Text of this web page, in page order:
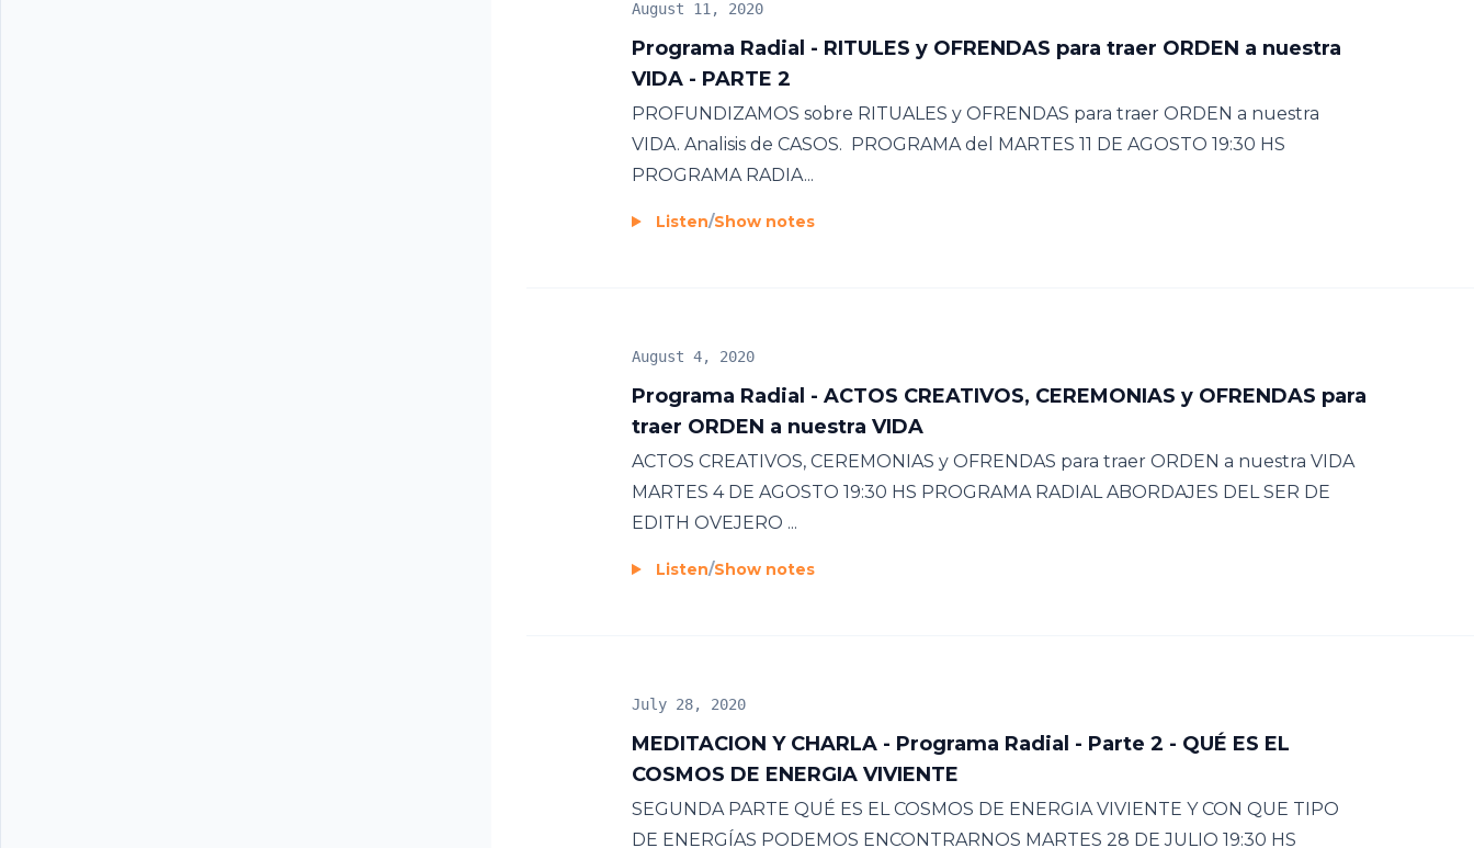
Programa Radial - RITULES y OFRENDAS para traer ORDEN a nuestra
VIDA - PARTE 2
August 11, 2020
PROFUNDIZAMOS sobre RITUALES y OFRENDAS para traer ORDEN a nuestra
VIDA. Analisis de CASOS. PROGRAMA del MARTES 11 DE AGOSTO 19:30 HS
PROGRAMA RADIA...
Listen/Show notes
Programa Radial - ACTOS CREATIVOS, CEREMONIAS y OFRENDAS para
traer ORDEN a nuestra VIDA
August 4, 2020
ACTOS CREATIVOS, CEREMONIAS y OFRENDAS para traer ORDEN a nuestra VIDA
MARTES 4 DE AGOSTO 19:30 HS PROGRAMA RADIAL ABORDAJES DEL SER DE
EDITH OVEJERO ...
Listen/Show notes
MEDITACION Y CHARLA - Programa Radial - Parte 2 - QUÉ ES EL
COSMOS DE ENERGIA VIVIENTE
July 28, 2020
SEGUNDA PARTE QUÉ ES EL COSMOS DE ENERGIA VIVIENTE Y CON QUE TIPO
DE ENERGÍAS PODEMOS ENCONTRARNOS MARTES 28 DE JULIO 19:30 HS